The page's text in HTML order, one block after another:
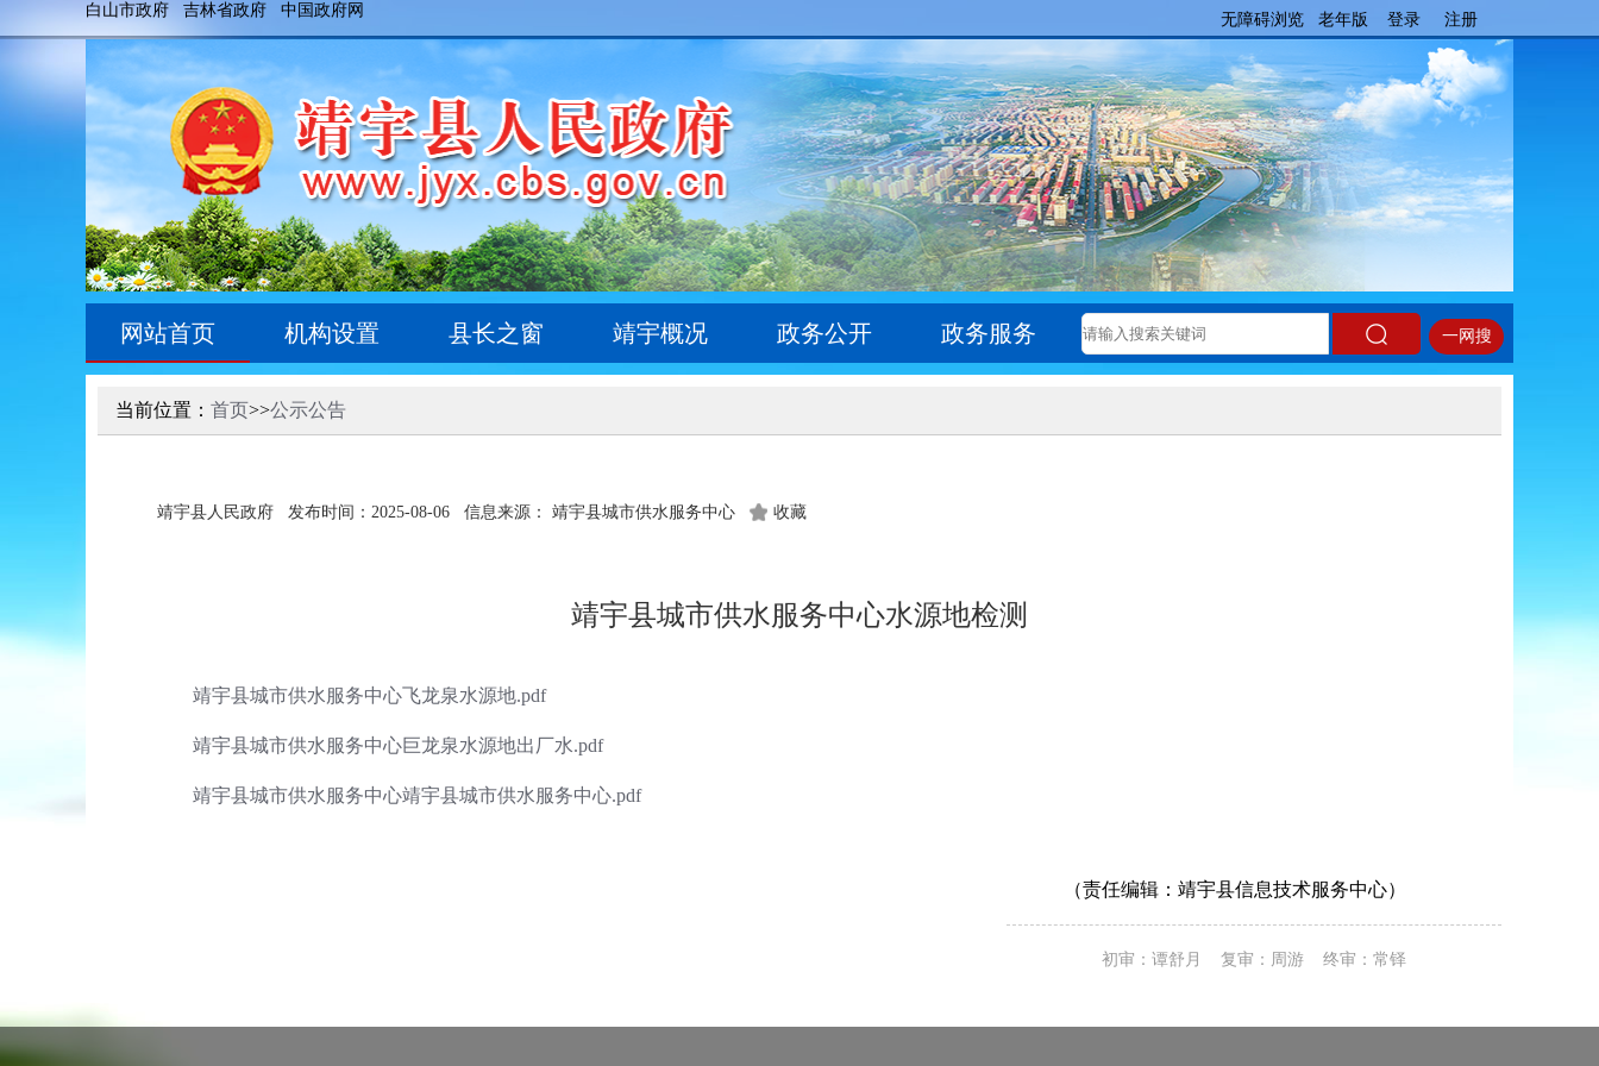
白山市政府 吉林省政府 中国政府网
无障碍浏览 老年版 登录 注册
网站首页 机构设置 县长之窗 靖宇概况 政务公开 政务服务 一网搜
当前位置： 首页>>公示公告
靖宇县人民政府 发布时间：2025-08-06 信息来源： 靖宇县城市供水服务中心 收藏
靖宇县城市供水服务中心水源地检测
靖宇县城市供水服务中心飞龙泉水源地.pdf
靖宇县城市供水服务中心巨龙泉水源地出厂水.pdf
靖宇县城市供水服务中心靖宇县城市供水服务中心.pdf
（责任编辑：靖宇县信息技术服务中心）
初审：谭舒月 复审：周游 终审：常铎